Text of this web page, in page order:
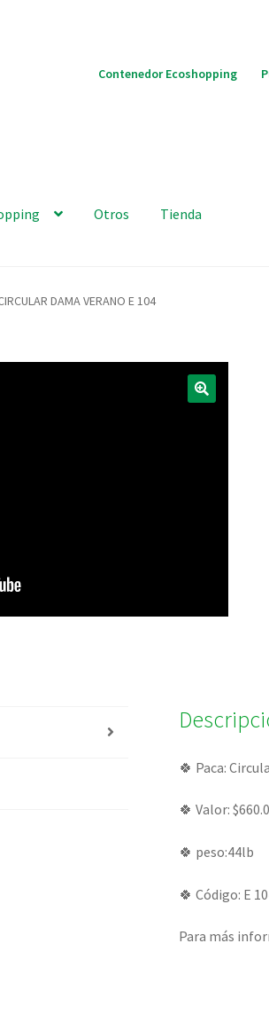
Contenedor Ecoshopping
Otros Tienda
DAMA VERANO E 104
🍀 Paca:
🍀 Valor:
🍀 peso:44lb
🍀 Código: E
Para más